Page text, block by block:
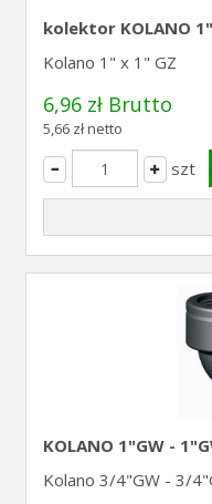
kolektor KOLANO
Kolano 1" x 1" GZ
6,96 zł Brutto
5,66 zł netto
szt
KOLANO 1"GW -
Kolano 3/4"GW - 3/